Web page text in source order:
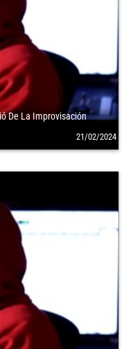
De La Improvisación
21/02/2024